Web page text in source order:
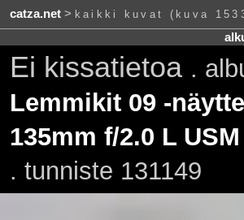
catza.net> kaikki kuvat (kuva
Ei kissatietoa .
Lemmikit 09 -
135mm f/2.0 L USM
. tunniste 131149